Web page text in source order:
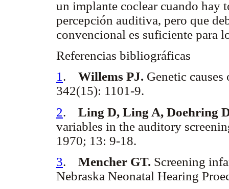
un implante coclear cuando hay
percepción auditiva, pero que
convencional es suficiente para
Referencias bibliográficas
1. Willems PJ. Genetic
342(15): 1101-9.
2. Ling D, Ling A, Doehring
variables in the auditory
1970; 13: 9-18.
3. Mencher GT. Screening
Nebraska Neonatal Hearing